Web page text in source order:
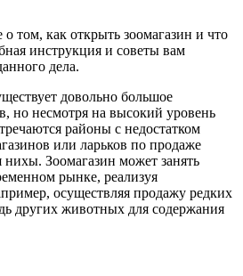
о том, как открыть зоомагазин и что
инструкция и советы вам
дела.
довольно большое
но несмотря на высокий уровень
районы с недостатком
или ларьков по продаже
Зоомагазин может занять
рынке, реализуя
осуществляя продажу редких
других животных для содержания